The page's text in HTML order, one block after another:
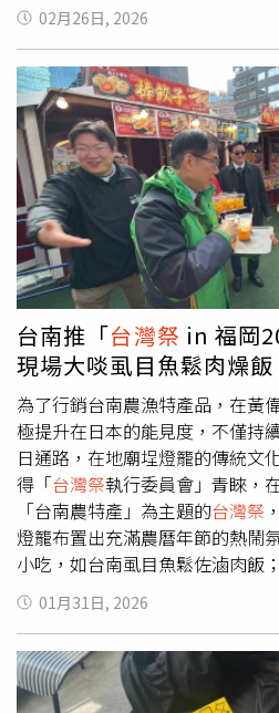
與 台灣祭五鬼、祭白虎的儀式大
紙化掉，切勿將其帶返家中，用
穿，整個流程類似祭改法，與替
個洩憤的好方法，可以平衡個人
為，也應流存下去，讓積忿之人
繁忙壓力的社會，安撫心靈，穩
音樂節的團員，如今也面臨畢業
四年的最大變化，團員們笑稱從
為更成熟的社會化體諒，幽默自
把樂團放首位，但現在「生存」
性表示：「畢業後每個人都要面
慮，我們更有各自習慣的生活方
歸現實的過程，也成為本次專場
承的「不酷」，團員們紛紛揭開
Adam分享本以為學生時期能登
但回到學校卻常覺得自己成了同
他手政廷則在大四面臨畢業焦慮
落得兩頭空，自認「爛到有剩」
專心投身音樂。公館青少年面臨
遠雄創藝提供）另一位主唱Lucy
深，她坦言踏入幕後才看見光鮮
力，甚至因「乖乖牌」個性常覺
說：「我根本不是大家眼中那種
在感情世界嚐到破滅滋味，純情
竟是一廂情願；Bass手婉鈴也感
「變身」，後來才驚覺人生是
其實差不多，理想中的完美自己
達。」說到「脫離青少年」對這
的轉變，反而還有一點斜槓的辛
生，因此團員們其實都各自在副
政廷忙著教課、接案，Lucy投身
習。他們透露：「沒辦法再像學
們現在都在想辦法維持生活。」
02月26日, 2026
台南推「台灣祭 in 福岡
現場大啖虱目魚鬆肉燥飯
為了行銷台南農漁特產品，在黃
極提升在日本的能見度，不僅持
日通路，在地廟埕燈籠的傳統文
得「台灣祭執行委員會」青睞，
「台南農特產」為主題的台灣祭
燈籠布置出充滿農曆年節的熱鬧
小吃，如台南虱目魚鬆佐滷肉飯
品，如綠園牧場的愛文芒果丁；
鳳梨酥。黃偉哲市長也在今（31
2026」展示台南普濟殿燈籠（圖
表示很感謝主辦單位特別以台南
01月31日, 2026